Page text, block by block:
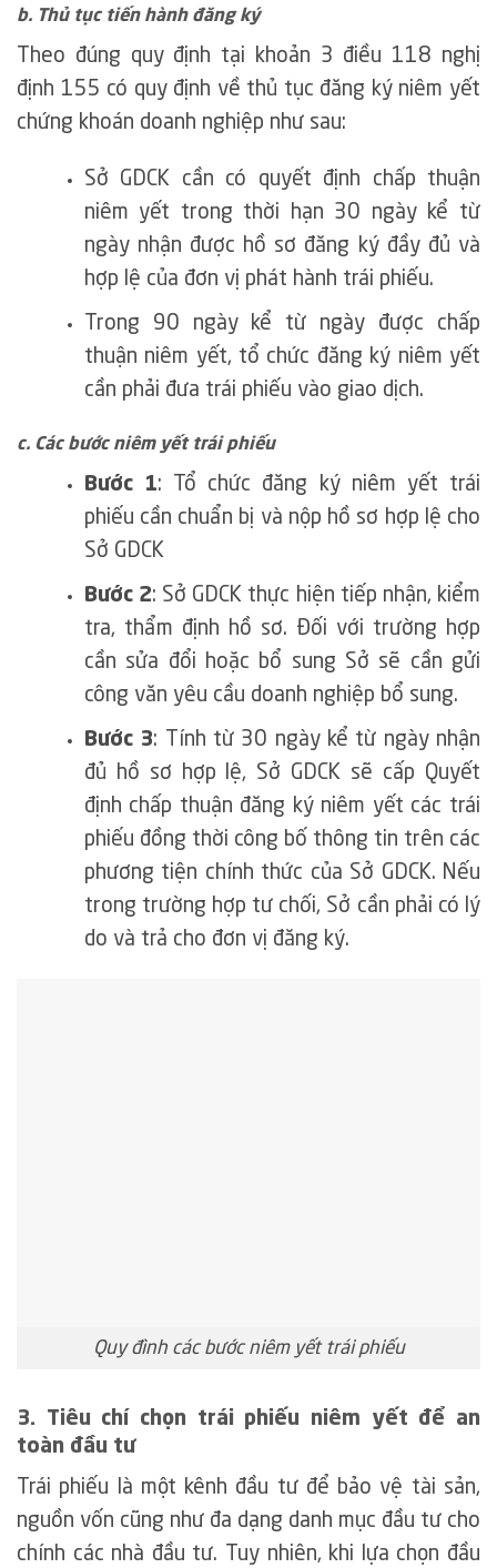
b. Thủ tục tiến hành đăng ký
Theo đúng quy định tại khoản 3 điều 118 nghị
định 155 có quy định về thủ tục đăng ký niêm yết
chứng khoán doanh nghiệp như sau:
Sở GDCK cần có quyết định chấp thuận
niêm yết trong thời hạn 30 ngày kể từ
ngày nhận được hồ sơ đăng ký đầy đủ và
hợp lệ của đơn vị phát hành trái phiếu.
Trong 90 ngày kể từ ngày được chấp
thuận niêm yết, tổ chức đăng ký niêm yết
cần phải đưa trái phiếu vào giao dịch.
c. Các bước niêm yết trái phiếu
Bước 1: Tổ chức đăng ký niêm yết trái
phiếu cần chuẩn bị và nộp hồ sơ hợp lệ cho
Sở GDCK
Bước 2: Sở GDCK thực hiện tiếp nhận, kiểm
tra, thẩm định hồ sơ. Đối với trường hợp
cần sửa đổi hoặc bổ sung Sở sẽ cần gửi
công văn yêu cầu doanh nghiệp bổ sung.
Bước 3: Tính từ 30 ngày kể từ ngày nhận
đủ hồ sơ hợp lệ, Sở GDCK sẽ cấp Quyết
định chấp thuận đăng ký niêm yết các trái
phiếu đồng thời công bố thông tin trên các
phương tiện chính thức của Sở GDCK. Nếu
trong trường hợp tư chối, Sở cần phải có lý
do và trả cho đơn vị đăng ký.
Quy đình các bước niêm yết trái phiếu
3. Tiêu chí chọn trái phiếu niêm yết để an
toàn đầu tư
Trái phiếu là một kênh đầu tư để bảo vệ tài sản,
nguồn vốn cũng như đa dạng danh mục đầu tư cho
chính các nhà đầu tư. Tuy nhiên, khi lựa chọn đầu